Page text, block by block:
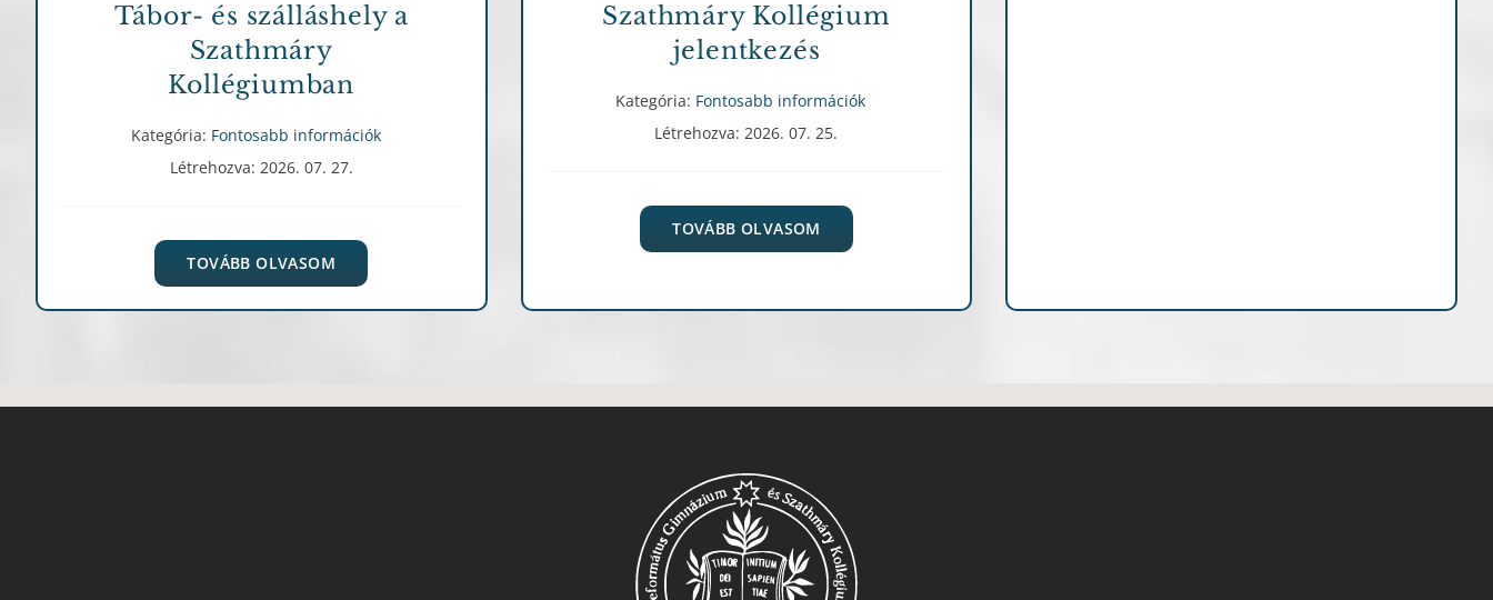
Tábor- és szálláshely a
Szathmáry
Kollégiumban
Kategória: Fontosabb információk
Létrehozva: 2026. 07. 27.
TOVÁBB OLVASOM
Szathmáry Kollégium
jelentkezés
Kategória: Fontosabb információk
Létrehozva: 2026. 07. 25.
TOVÁBB OLVASOM